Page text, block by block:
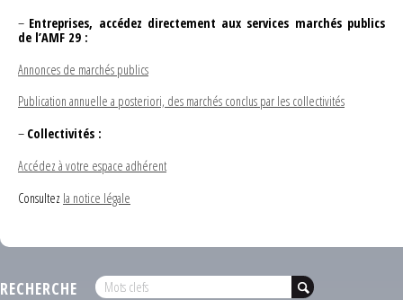
– Entreprises, accédez directement aux services marchés publics
de l’AMF 29 :
Annonces de marchés publics
Publication annuelle a posteriori, des marchés conclus par les collectivités
– Collectivités :
Accédez à votre espace adhérent
Consultez la notice légale
RECHERCHE